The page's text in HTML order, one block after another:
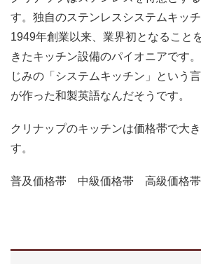
す。独自のステンレスシステムキッチ
1949年創業以来、業界初となること
きたキッチン設備のパイオニアです
じみの「システムキッチン」という
が作った和製英語なんだそうです。
クリナップのキッチンは価格帯で大
す。
普及価格帯 中級価格帯 高級価格帯